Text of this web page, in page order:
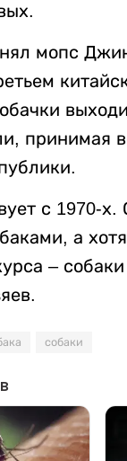
мопс
принимая
с 1970-
а
–
собаки